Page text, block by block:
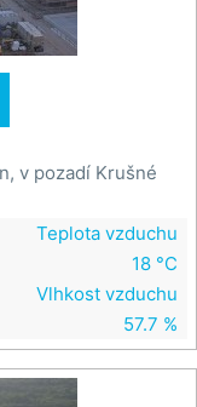
v pozadí Krušné
Teplota vzduchu
18 °C
Vlhkost vzduchu
57.7 %